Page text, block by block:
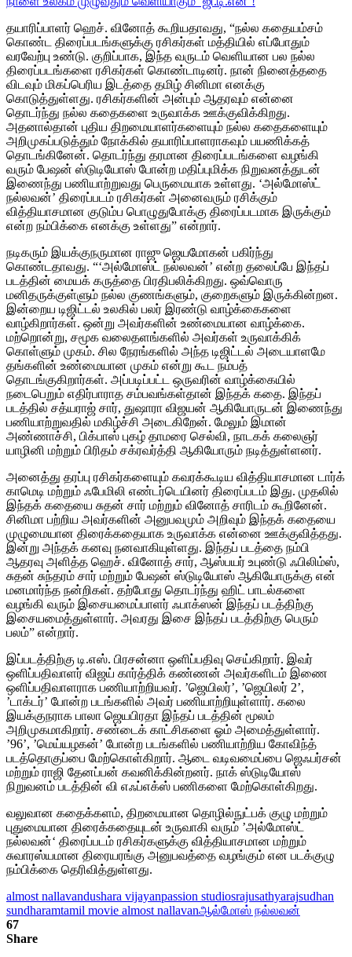
தயாரிப்பாளர் ஹெச். வினோத் கூறியதாவது, “நல்ல கதையம்சம்
கொண்ட திரைப்படங்களுக்கு ரசிகர்கள் மத்தியில் எப்போதும்
வரவேற்பு உண்டு. குறிப்பாக, இந்த வருடம் வெளியான பல நல்ல
திரைப்படங்களை ரசிகர்கள் கொண்டாடினர். நான் நினைத்ததை
விடவும் மிகப்பெரிய இடத்தை தமிழ் சினிமா எனக்கு
கொடுத்துள்ளது. ரசிகர்களின் அன்பும் ஆதரவும் என்னை
தொடர்ந்து நல்ல கதைகளை உருவாக்க ஊக்குவிக்கிறது.
அதனால்தான் புதிய திறமையாளர்களையும் நல்ல கதைகளையும்
அறிமுகப்படுத்தும் நோக்கில் தயாரிப்பாளராகவும் பயணிக்கத்
தொடங்கினேன். தொடர்ந்து தரமான திரைப்படங்களை வழங்கி
வரும் பேஷன் ஸ்டுடியோஸ் போன்ற மதிப்புமிக்க நிறுவனத்துடன்
இணைந்து பணியாற்றுவது பெருமையாக உள்ளது. ‘அல்மோஸ்ட்
நல்லவன்’ திரைப்படம் ரசிகர்கள் அனைவரும் ரசிக்கும்
வித்தியாசமான குடும்ப பொழுதுபோக்கு திரைப்படமாக இருக்கும்
என்ற நம்பிக்கை எனக்கு உள்ளது” என்றார்.
நடிகரும் இயக்குநருமான ராஜு ஜெயமோகன் பகிர்ந்து
கொண்டதாவது. “‘அல்மோஸ்ட் நல்லவன்’ என்ற தலைப்பே இந்தப்
படத்தின் மையக் கருத்தை பிரதிபலிக்கிறது. ஒவ்வொரு
மனிதருக்குள்ளும் நல்ல குணங்களும், குறைகளும் இருக்கின்றன.
இன்றைய டிஜிட்டல் உலகில் பலர் இரண்டு வாழ்க்கைகளை
வாழ்கிறார்கள். ஒன்று அவர்களின் உண்மையான வாழ்க்கை.
மற்றொன்று, சமூக வலைதளங்களில் அவர்கள் உருவாக்கிக்
கொள்ளும் முகம். சில நேரங்களில் அந்த டிஜிட்டல் அடையாளமே
தங்களின் உண்மையான முகம் என்று கூட நம்பத்
தொடங்குகிறார்கள். அப்படிப்பட்ட ஒருவரின் வாழ்க்கையில்
நடைபெறும் எதிர்பாராத சம்பவங்கள்தான் இந்தக் கதை. இந்தப்
படத்தில் சத்யராஜ் சார், துஷாரா விஜயன் ஆகியோருடன் இணைந்து
பணியாற்றுவதில் மகிழ்ச்சி அடைகிறேன். மேலும் இமான்
அண்ணாச்சி, பிக்பாஸ் புகழ் தாமரை செல்வி, நாடகக் கலைஞர்
யாழினி மற்றும் பிரிதம் சக்ரவர்த்தி ஆகியோரும் நடித்துள்ளனர்.
அனைத்து தரப்பு ரசிகர்களையும் கவரக்கூடிய வித்தியாசமான டார்க்
காமெடி மற்றும் ஃபேமிலி எண்டர்டெயினர் திரைப்படம் இது. முதலில்
இந்தக் கதையை சுதன் சார் மற்றும் வினோத் சாரிடம் கூறினேன்.
சினிமா பற்றிய அவர்களின் அனுபவமும் அறிவும் இந்தக் கதையை
முழுமையான திரைக்கதையாக உருவாக்க என்னை ஊக்குவித்தது.
இன்று அந்தக் கனவு நனவாகியுள்ளது. இந்தப் படத்தை நம்பி
ஆதரவு அளித்த ஹெச். வினோத் சார், ஆஸ்பயர் உபுண்டு ஃபிலிம்ஸ்,
சுதன் சுந்தரம் சார் மற்றும் பேஷன் ஸ்டுடியோஸ் ஆகியோருக்கு என்
மனமார்ந்த நன்றிகள். தற்போது தொடர்ந்து ஹிட் பாடல்களை
வழங்கி வரும் இசையமைப்பாளர் ஃபாக்ஸன் இந்தப் படத்திற்கு
இசையமைத்துள்ளார். அவரது இசை இந்தப் படத்திற்கு பெரும்
பலம்” என்றார்.
இப்படத்திற்கு டி.எஸ். பிரசன்னா ஒளிப்பதிவு செய்கிறார். இவர்
ஒளிப்பதிவாளர் விஜய் கார்த்திக் கண்ணன் அவர்களிடம் இணை
ஒளிப்பதிவாளராக பணியாற்றியவர். ’ஜெயிலர்’, ’ஜெயிலர் 2’,
’டாக்டர்’ போன்ற படங்களில் அவர் பணியாற்றியுள்ளார். கலை
இயக்குநராக பாலா ஜெயபிரதா இந்தப் படத்தின் மூலம்
அறிமுகமாகிறார். சண்டைக் காட்சிகளை ஓம் அமைத்துள்ளார்.
’96’, ’மெய்யழகன்’ போன்ற படங்களில் பணியாற்றிய கோவிந்த்
படத்தொகுப்பை மேற்கொள்கிறார். ஆடை வடிவமைப்பை ஜெஃபர்சன்
மற்றும் ராஜி தேனப்பன் கவனிக்கின்றனர். நாக் ஸ்டுடியோஸ்
நிறுவனம் படத்தின் வி எஃப்எக்ஸ் பணிகளை மேற்கொள்கிறது.
வலுவான கதைக்களம், திறமையான தொழில்நுட்பக் குழு மற்றும்
புதுமையான திரைக்கதையுடன் உருவாகி வரும் ’அல்மோஸ்ட்
நல்லவன்‘ திரைப்படம் ரசிகர்களுக்கு வித்தியாசமான மற்றும்
சுவாரஸ்யமான திரையரங்கு அனுபவத்தை வழங்கும் என படக்குழு
நம்பிக்கை தெரிவித்துள்ளது.
almost nallavandushara vijayanpassion studiosrajusathyarajsudhan
sundharamtamil movie almost nallavanஆல்மோஸ் நல்லவன்
67
Share